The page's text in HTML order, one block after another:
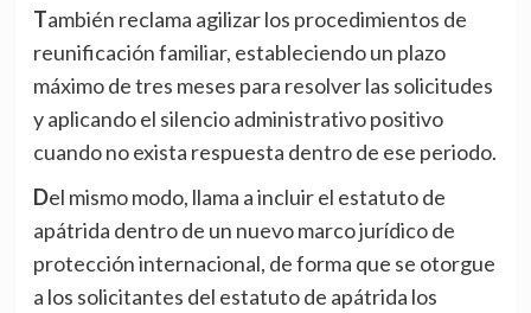
También reclama agilizar los procedimientos de
reunificación familiar, estableciendo un plazo
máximo de tres meses para resolver las solicitudes
y aplicando el silencio administrativo positivo
cuando no exista respuesta dentro de ese periodo.
Del mismo modo, llama a incluir el estatuto de
apátrida dentro de un nuevo marco jurídico de
protección internacional, de forma que se otorgue
a los solicitantes del estatuto de apátrida los